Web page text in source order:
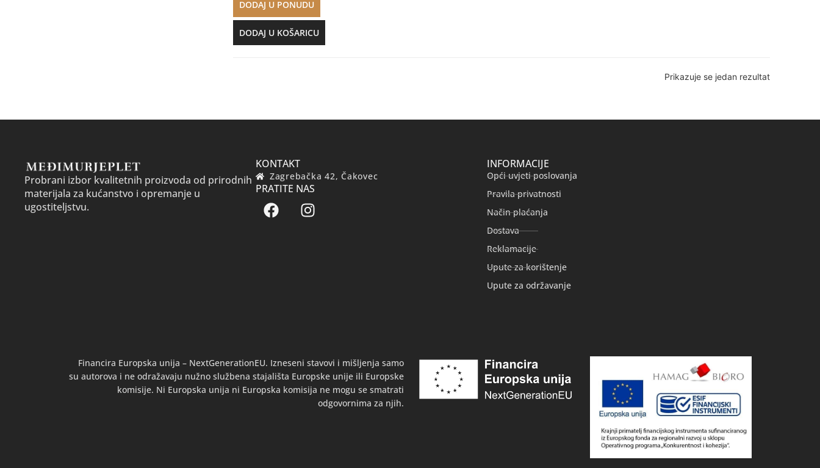
DODAJ U PONUDU
DODAJ U KOŠARICU
Prikazuje se jedan rezultat
Probrani izbor kvalitetnih proizvoda od prirodnih
materijala za kućanstvo i opremanje u
ugostiteljstvu.
KONTAKT
Zagrebačka 42, Čakovec
PRATITE NAS
INFORMACIJE
Opći uvjeti poslovanja
Pravila privatnosti
Način plaćanja
Dostava
Reklamacije
Upute za korištenje
Upute za održavanje
Financira Europska unija – NextGenerationEU. Izneseni stavovi i mišljenja samo
su autorova i ne odražavaju nužno službena stajališta Europske unije ili Europske
komisije. Ni Europska unija ni Europska komisija ne mogu se smatrati
odgovornima za njih.